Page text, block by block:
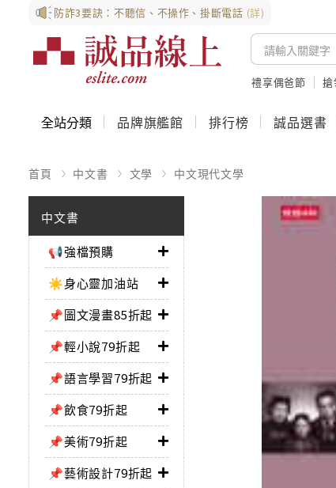
防詐3要訣：不聽信、不操作、掛斷電話 (詳)
禮享偶爸節 搶
全站分類 品牌旗艦館 排行榜 誠品選書
首頁 中文書 文學 中文現代文學
中文書
📢強檔預購
☀️身心靈加油站
📌圖文漫畫85折起
📌輕小說79折起
📌語言學習79折起
📌飲食79折起
📌美術79折起
📌藝術設計79折起